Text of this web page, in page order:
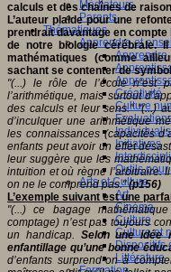
Médiateurs
Parents
Thématiques
Apprendre et
Apprendre
Créativité
Culture
Initiatives
Outils
Arts et Culture
Art
Cinéma
Culture
Culture et
Dispositifs
Littérature
calculs et des chaînes de
L’auteur plaide pour une
prendrait davantage en
de notre biologie cérébrale.
mathématiques (comme
sachant se contenter de
"(...) le rôle de l’école n’est
l’arithmétique, mais surtout
des calculs et leur sens." "(...)
d’inculquer une arithmétique
les connaissances (capacités
enfants peut avoir un effet
leur suggère que les
intuition et où règne l’arbitraire.
on ne le comprend pas." (p156)
L’exemple suivant est une
"(...) ce bagage
comptage) n’est pas toujours
un handicap. Selon une idée
enfantillage qu’une bonne
d’enfants surprend-on à